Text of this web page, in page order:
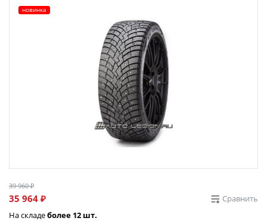
новинка
39 960 ₽
35 964 ₽
Сравнить
На складеболее 12 шт.